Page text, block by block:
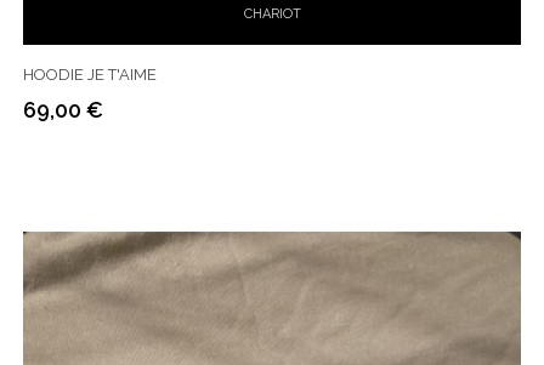
CHARIOT
HOODIE JE T'AIME
Prix
69,00 €